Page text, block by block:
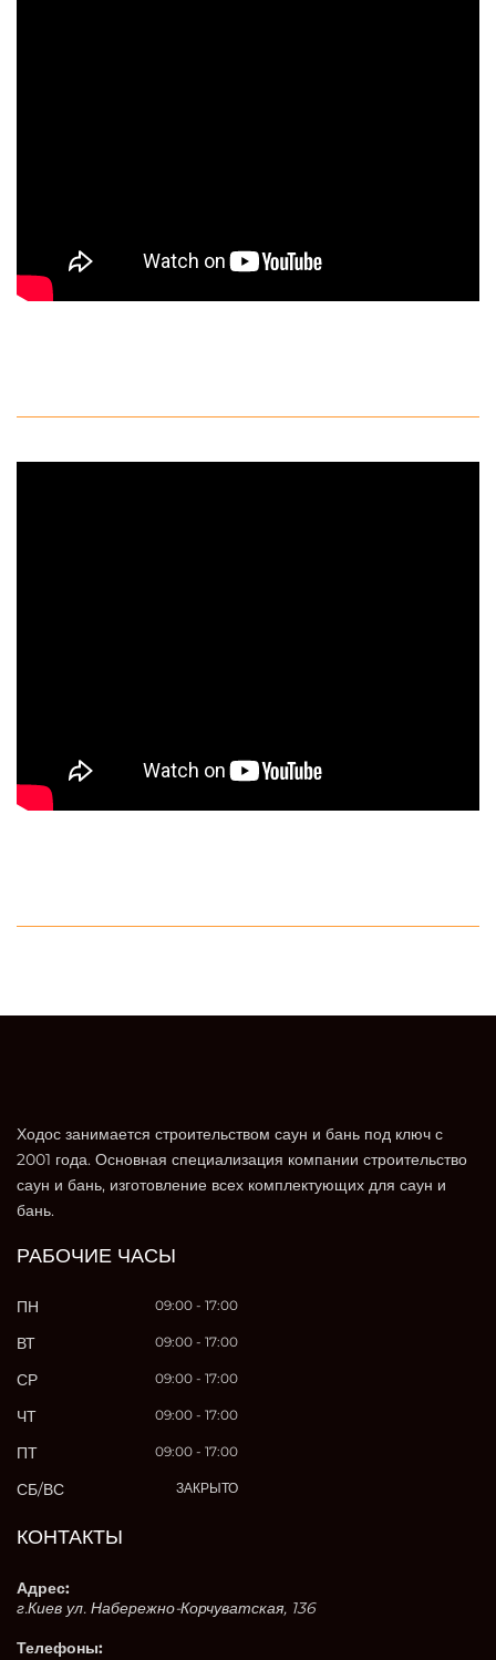
Ходос занимается строительством саун и бань под ключ с
2001 года. Основная специализация компании строительство
саун и бань, изготовление всех комплектующих для саун и
бань.
РАБОЧИЕ ЧАСЫ
ПН 09:00 - 17:00
ВТ 09:00 - 17:00
СР 09:00 - 17:00
ЧТ 09:00 - 17:00
ПТ 09:00 - 17:00
СБ/ВС ЗАКРЫТО
КОНТАКТЫ
Адрес:
г.Киев ул. Набережно-Корчуватская, 136
Телефоны: